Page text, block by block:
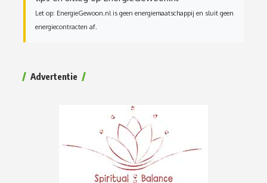
Let op: EnergieGewoon.nl is geen energiemaatschappij en sluit geen
energiecontracten af.
Advertentie